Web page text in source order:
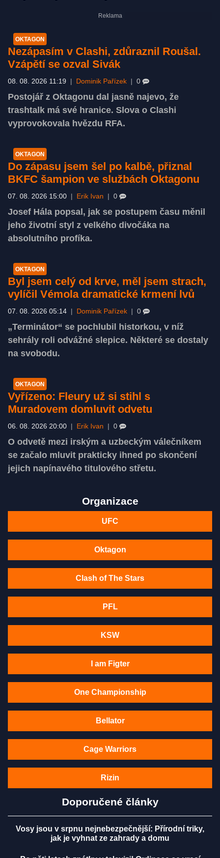
OKTAGON
Nezápasím v Clashi, zdůraznil Roušal.
Vzápětí se ozval Sivák
08. 08. 2026 11:19 Dominik Pařízek 0
Postojář z Oktagonu dal jasně najevo, že
trashtalk má své hranice. Slova o Clashi
vyprovokovala hvězdu RFA.
OKTAGON
Do zápasu jsem šel po kalbě, přiznal
BKFC šampion ve službách Oktagonu
07. 08. 2026 15:00 Erik Ivan 0
Josef Hála popsal, jak se postupem času měnil
jeho životní styl z velkého divočáka na
absolutního profíka.
OKTAGON
Byl jsem celý od krve, měl jsem strach,
vylíčil Vémola dramatické krmení lvů
07. 08. 2026 05:14 Dominik Pařízek 0
„Terminátor“ se pochlubil historkou, v níž
sehrály roli odvážné slepice. Některé se dostaly
na svobodu.
OKTAGON
Vyřízeno: Fleury už si stihl s
Muradovem domluvit odvetu
06. 08. 2026 20:00 Erik Ivan 0
O odvetě mezi irským a uzbeckým válečníkem
se začalo mluvit prakticky ihned po skončení
jejich napínavého titulového střetu.
Organizace
UFC
Oktagon
Clash of The Stars
PFL
KSW
I am Figter
One Championship
Bellator
Cage Warriors
Rizin
Doporučené články
Vosy jsou v srpnu nejnebezpečnější: Přírodní triky,
jak je vyhnat ze zahrady a domu